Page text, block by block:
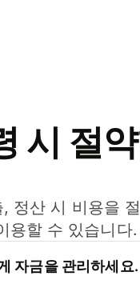
시 절
정산 시 비용을
용할 수 있습니다.
자금을 관리하세요.